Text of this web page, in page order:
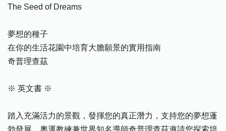
The Seed of Dreams
夢想的種子
在你的生活花園中培育大膽願景的實用指南
奇普理查茲
※ 英文書 ※
踏入充滿活力的景觀，發揮您的真正潛力，支持您的夢想蓬
勃發展。奧運教練兼世界知名導師奇普理查茲邀請您探索培